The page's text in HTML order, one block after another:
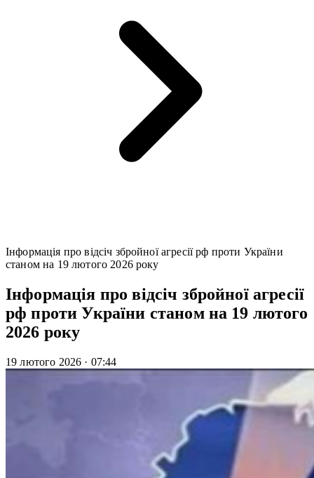
Інформація про відсіч збройної агресії рф проти України
станом на 19 лютого 2026 року
Інформація про відсіч збройної агресії
рф проти України станом на 19 лютого
2026 року
19 лютого 2026 · 07:44